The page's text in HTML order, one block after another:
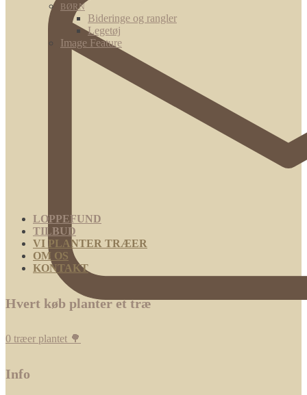
BØRN
Bideringe og rangler
Legetøj
Image Feature
LOPPEFUND
TILBUD
VI PLANTER TRÆER
OM OS
KONTAKT
Hvert køb planter et træ
0 træer plantet 🌳
Info